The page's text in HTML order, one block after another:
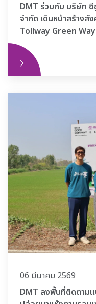
DMT ร่วมกับ บริษัท อี
จำกัด เดินหน้าสร้างสั
Tollway Green Way
06 มีนาคม 2569
DMT ลงพื้นที่ติดตาม